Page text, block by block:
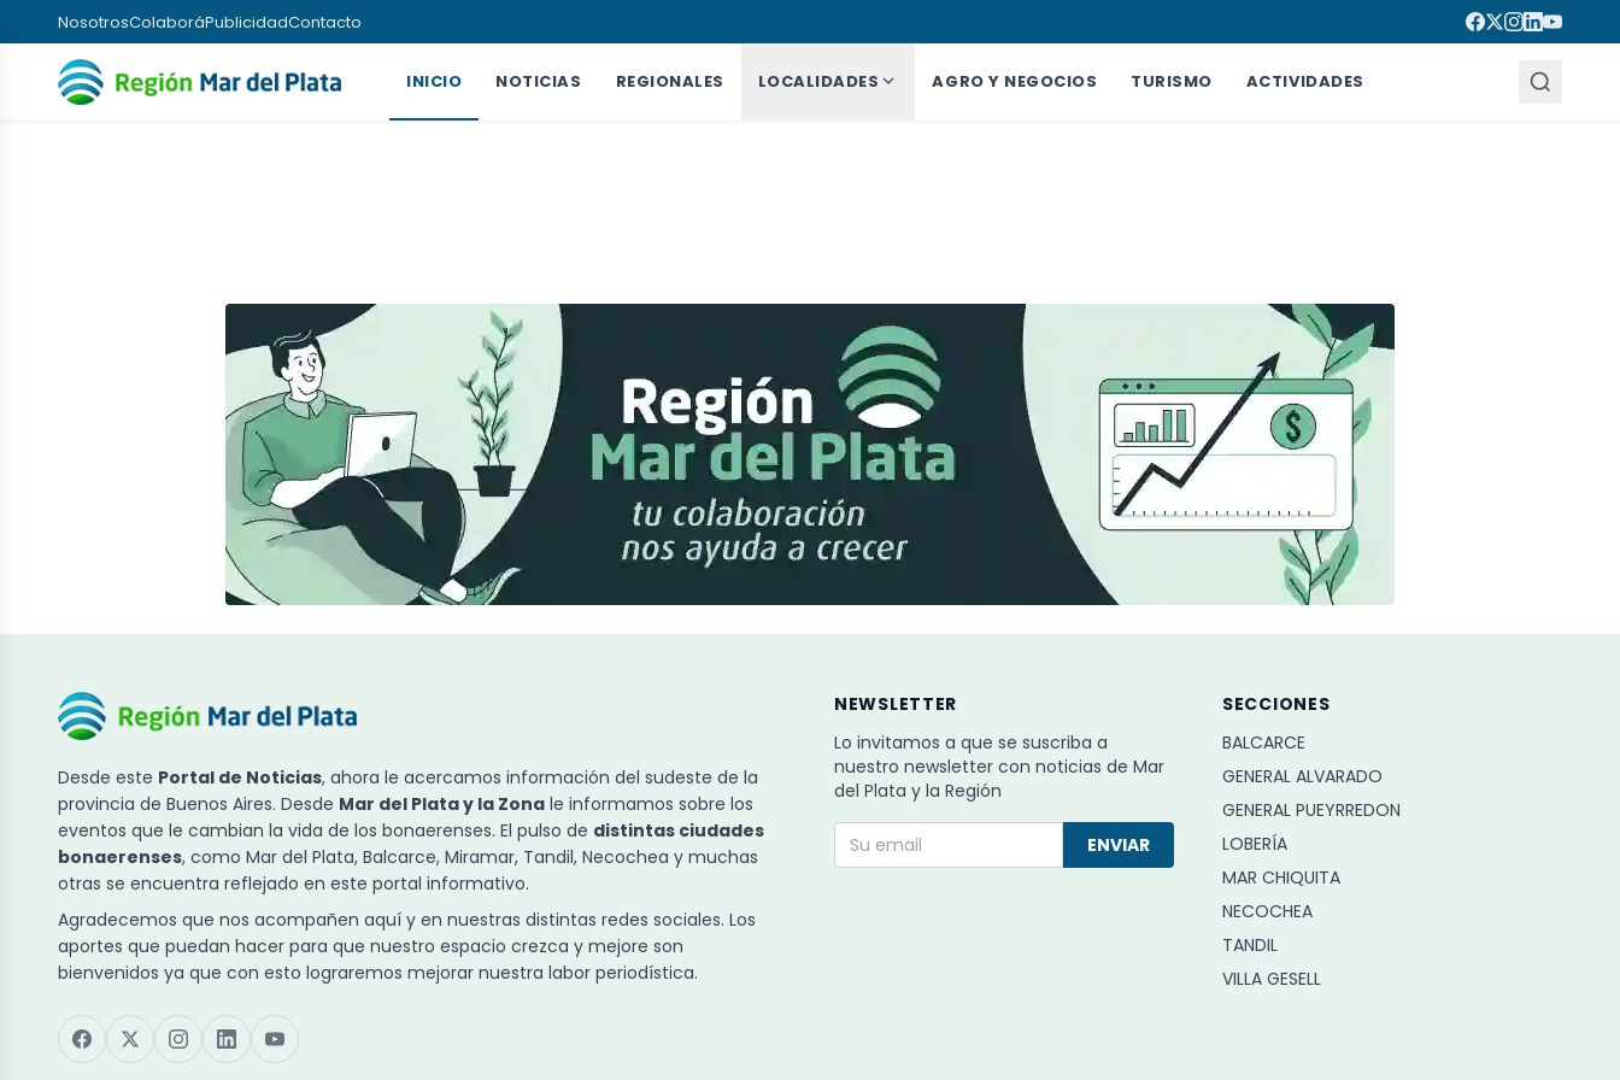
NosotrosColaboráPublicidadContacto
INICIO NOTICIAS REGIONALES LOCALIDADES AGRO Y NEGOCIOS TURISMO ACTIVIDADES
Desde este Portal de Noticias, ahora le acercamos información del sudeste de la
provincia de Buenos Aires. Desde Mar del Plata y la Zona le informamos sobre los
eventos que le cambian la vida de los bonaerenses. El pulso de distintas ciudades
bonaerenses, como Mar del Plata, Balcarce, Miramar, Tandil, Necochea y muchas
otras se encuentra reflejado en este portal informativo.
Agradecemos que nos acompañen aquí y en nuestras distintas redes sociales. Los
aportes que puedan hacer para que nuestro espacio crezca y mejore son
bienvenidos ya que con esto lograremos mejorar nuestra labor periodística.
NEWSLETTER
Lo invitamos a que se suscriba a
nuestro newsletter con noticias de Mar
del Plata y la Región
ENVIAR
SECCIONES
BALCARCE
GENERAL ALVARADO
GENERAL PUEYRREDON
LOBERÍA
MAR CHIQUITA
NECOCHEA
TANDIL
VILLA GESELL